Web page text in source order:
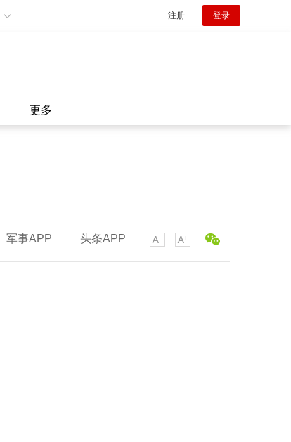
注册 登录
更多
军事APP 头条APP